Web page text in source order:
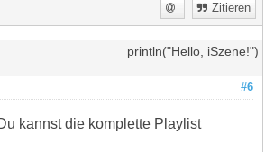
Zitieren
println("Hello, iSzene!")
#6
kannst die komplette Playlist